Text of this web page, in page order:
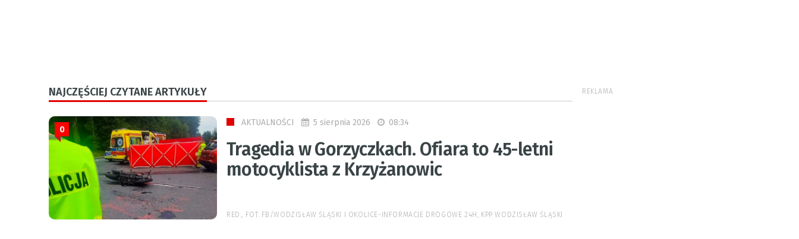
NAJCZĘŚCIEJ CZYTANE ARTYKUŁY
AKTUALNOŚCI 5 sierpnia 2026 08:34
Tragedia w Gorzyczkach. Ofiara to 45-letni
motocyklista z Krzyżanowic
0
RED., FOT. FB/WODZISŁAW ŚLĄSKI I OKOLICE-INFORMACJE DROGOWE 24H, KPP WODZISŁAW ŚLĄSKI
REKLAMA